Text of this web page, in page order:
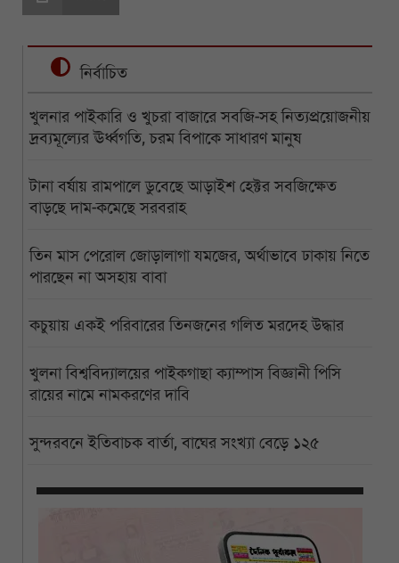
নির্বাচিত
খুলনার পাইকারি ও খুচরা বাজারে সবজি-সহ নিত্যপ্রয়োজনীয়
দ্রব্যমূল্যের ঊর্ধ্বগতি, চরম বিপাকে সাধারণ মানুষ
টানা বর্ষায় রামপালে ডুবেছে আড়াইশ হেক্টর সবজিক্ষেত
বাড়ছে দাম-কমেছে সরবরাহ
তিন মাস পেরোল জোড়ালাগা যমজের, অর্থাভাবে ঢাকায় নিতে
পারছেন না অসহায় বাবা
কচুয়ায় একই পরিবারের তিনজনের গলিত মরদেহ উদ্ধার
খুলনা বিশ্ববিদ্যালয়ের পাইকগাছা ক্যাম্পাস বিজ্ঞানী পিসি
রায়ের নামে নামকরণের দাবি
সুন্দরবনে ইতিবাচক বার্তা, বাঘের সংখ্যা বেড়ে ১২৫